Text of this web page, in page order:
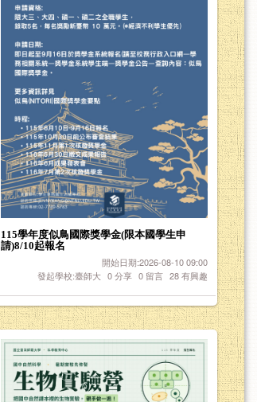
115學年度似鳥國際獎學金(限本國學生申
請)8/10起報名
開始日期:2026-08-10 09:00
發起學校:臺師大 0分享 0 留言 28有興趣